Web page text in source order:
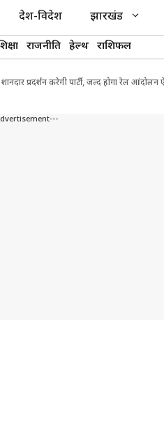
देश-विदेश झारखंड
राजनीति हेल्थ राशिफल
प्रदर्शन करेगी पार्टी, जल्द होगा रेल आंदोलन